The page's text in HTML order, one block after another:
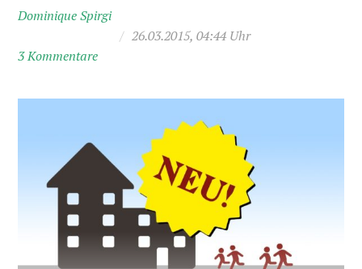
Dominique Spirgi
/ 26.03.2015, 04:44 Uhr
3 Kommentare